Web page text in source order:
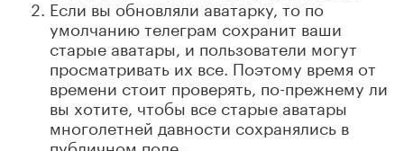
Если вы обновляли аватарку, то по
умолчанию телеграм сохранит ваши
старые аватары, и пользователи могут
просматривать их все. Поэтому время от
времени стоит проверять, по-прежнему ли
вы хотите, чтобы все старые аватары
многолетней давности сохранялись в
публичном поле.